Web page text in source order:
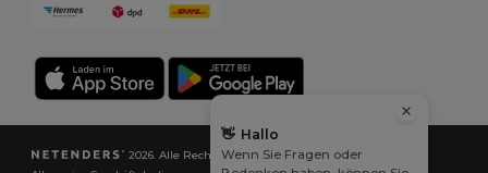
2026. Alle Rechte vorbehalten
👋 Hallo
Wenn Sie Fragen oder